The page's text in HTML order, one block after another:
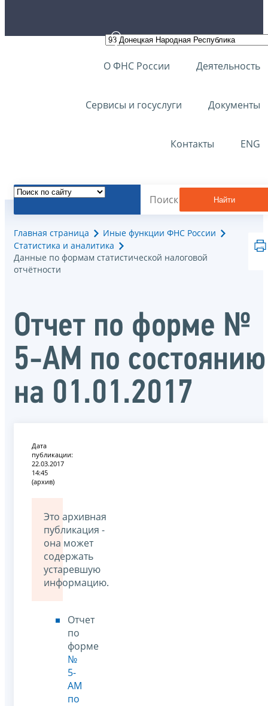
О ФНС России Деятельность
Сервисы и госуслуги Документы
Контакты ENG
Найти
Главная страница
Иные функции ФНС России
Статистика и аналитика
Данные по формам статистической налоговой
отчётности
Отчет по форме №
5-АМ по состоянию
на 01.01.2017
Дата
публикации:
22.03.2017
14:45
(архив)
Это архивная
публикация -
она может
содержать
устаревшую
информацию.
Отчет
по
форме
№
5-
АМ
по